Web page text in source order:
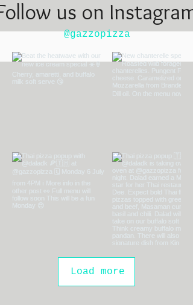
us on Instagram
@gazzopizza
Load more